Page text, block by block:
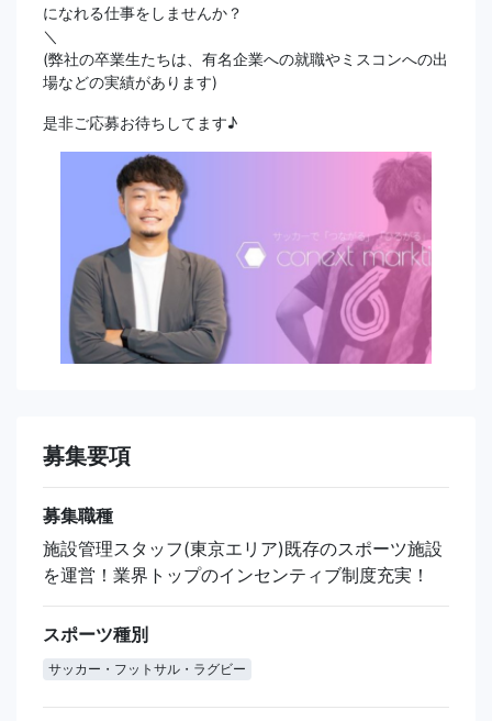
になれる仕事をしませんか？
＼
(弊社の卒業生たちは、有名企業への就職やミスコンへの出
場などの実績があります)
是非ご応募お待ちしてます♪
募集要項
募集職種
施設管理スタッフ(東京エリア)既存のスポーツ施設
を運営！業界トップのインセンティブ制度充実！
スポーツ種別
サッカー・フットサル・ラグビー